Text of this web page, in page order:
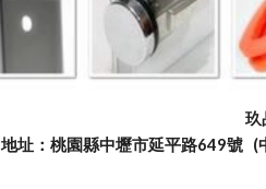
玖
地址：桃園縣中壢市延平路649號